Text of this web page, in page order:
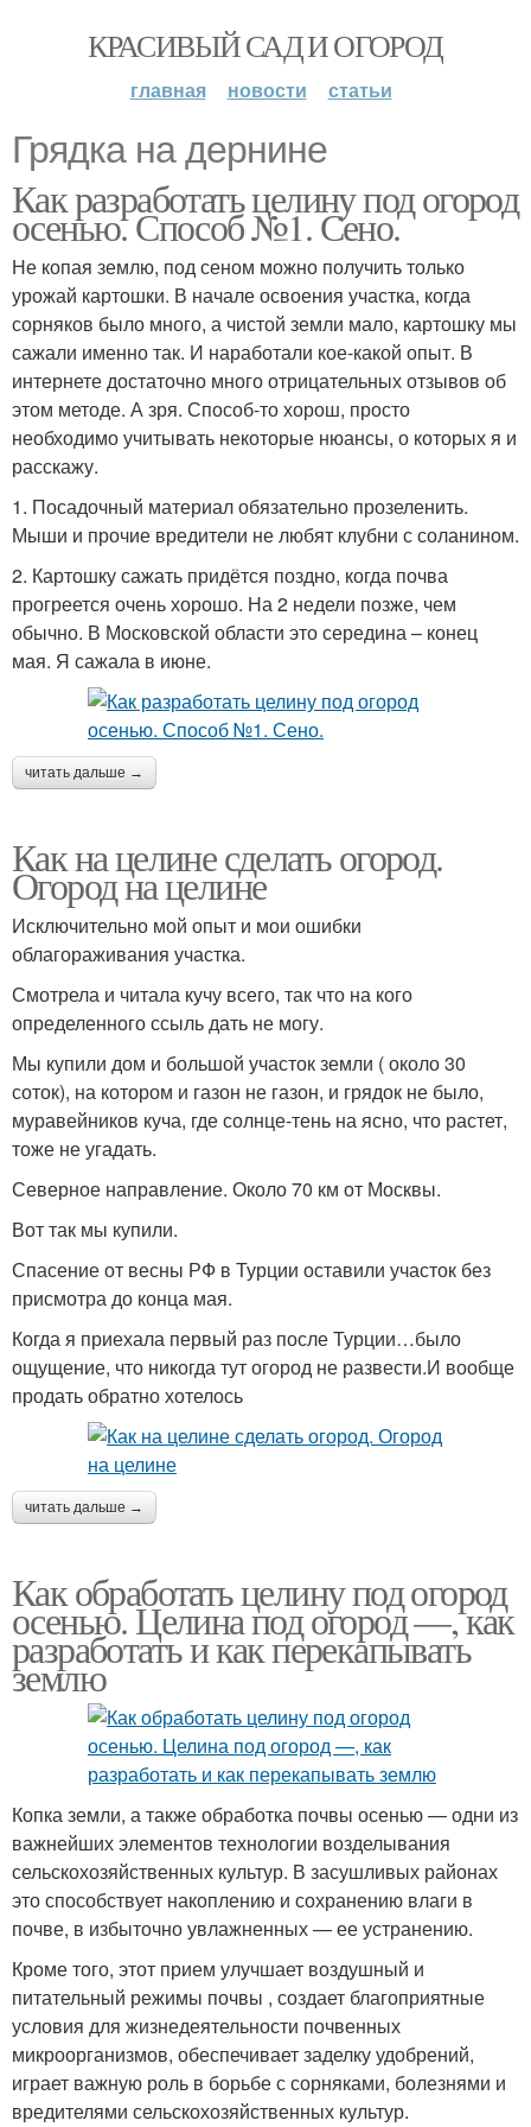
КРАСИВЫЙ САД И ОГОРОД
главная новости статьи
Грядка на дернине
Как разработать целину под огород
осенью. Способ №1. Сено.
Не копая землю, под сеном можно получить только
урожай картошки. В начале освоения участка, когда
сорняков было много, а чистой земли мало, картошку мы
сажали именно так. И наработали кое-какой опыт. В
интернете достаточно много отрицательных отзывов об
этом методе. А зря. Способ-то хорош, просто
необходимо учитывать некоторые нюансы, о которых я и
расскажу.
1. Посадочный материал обязательно прозеленить.
Мыши и прочие вредители не любят клубни с соланином.
2. Картошку сажать придётся поздно, когда почва
прогреется очень хорошо. На 2 недели позже, чем
обычно. В Московской области это середина – конец
мая. Я сажала в июне.
читать дальше →
Как на целине сделать огород.
Огород на целине
Исключительно мой опыт и мои ошибки
облагораживания участка.
Смотрела и читала кучу всего, так что на кого
определенного ссыль дать не могу.
Мы купили дом и большой участок земли ( около 30
соток), на котором и газон не газон, и грядок не было,
муравейников куча, где солнце-тень на ясно, что растет,
тоже не угадать.
Северное направление. Около 70 км от Москвы.
Вот так мы купили.
Спасение от весны РФ в Турции оставили участок без
присмотра до конца мая.
Когда я приехала первый раз после Турции…было
ощущение, что никогда тут огород не развести.И вообще
продать обратно хотелось
читать дальше →
Как обработать целину под огород
осенью. Целина под огород —, как
разработать и как перекапывать
землю
Копка земли, а также обработка почвы осенью — одни из
важнейших элементов технологии возделывания
сельскохозяйственных культур. В засушливых районах
это способствует накоплению и сохранению влаги в
почве, в избыточно увлажненных — ее устранению.
Кроме того, этот прием улучшает воздушный и
питательный режимы почвы , создает благоприятные
условия для жизнедеятельности почвенных
микроорганизмов, обеспечивает заделку удобрений,
играет важную роль в борьбе с сорняками, болезнями и
вредителями сельскохозяйственных культур.